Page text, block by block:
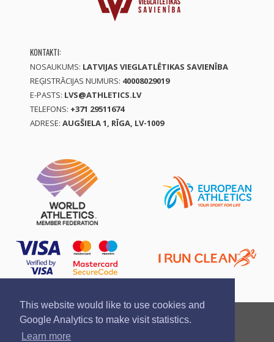
This website would like to use cookies and
Google Analytics to make visit statistics.
Learn more
KONTAKTI:
NOSAUKUMS: LATVIJAS VIEGLATLĒTIKAS SAVIENĪBA
REĢISTRĀCIJAS NUMURS: 40008029019
E-PASTS: LVS@ATHLETICS.LV
TELEFONS: +371 29511674
ADRESE: AUGŠIELA 1, RĪGA, LV-1009
Ziņo par pārkāpumu
Privātuma politika
Pirkšanas un atgriešanas noteikumi